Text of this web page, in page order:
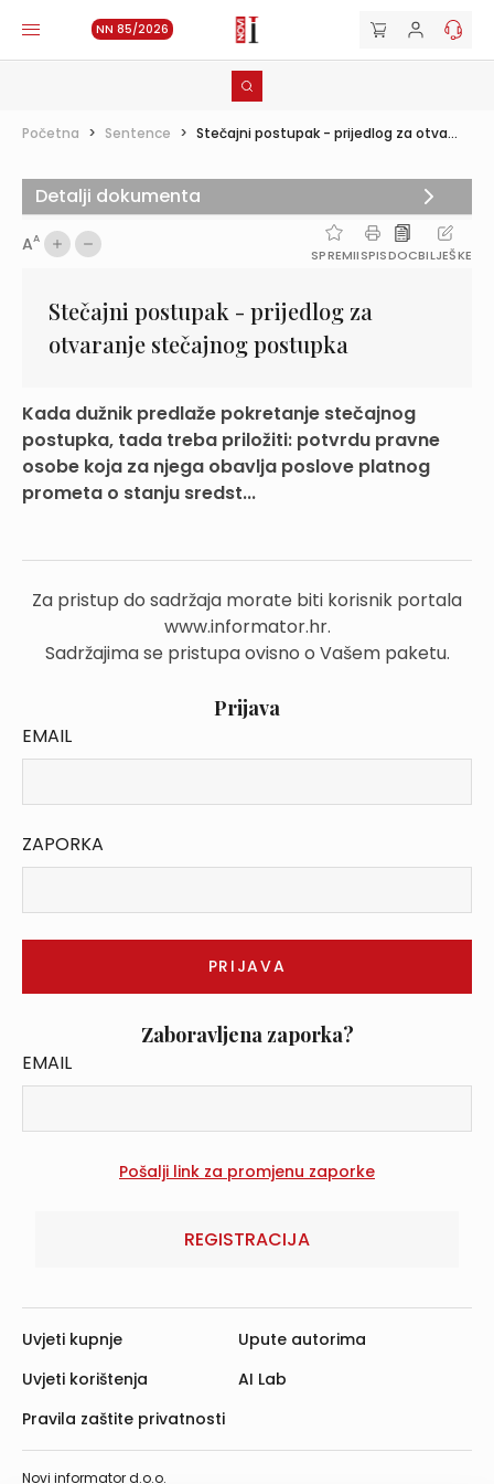
NN 85/2026
Početna > Sentence > Stečajni postupak - prijedlog za otva...
AA
SPREMIISPISDOCBILJEŠKE
Stečajni postupak - prijedlog za
otvaranje stečajnog postupka
Kada dužnik predlaže pokretanje stečajnog
postupka, tada treba priložiti: potvrdu pravne
osobe koja za njega obavlja poslove platnog
prometa o stanju sredst...
Za pristup do sadržaja morate biti korisnik portala
www.informator.hr.
Sadržajima se pristupa ovisno o Vašem paketu.
Prijava
EMAIL
ZAPORKA
Zaboravljena zaporka?
EMAIL
REGISTRACIJA
Detalji dokumenta
Novi informator d.o.o.
Uvjeti kupnje
Uvjeti korištenja
Pravila zaštite privatnosti
Upute autorima
AI Lab